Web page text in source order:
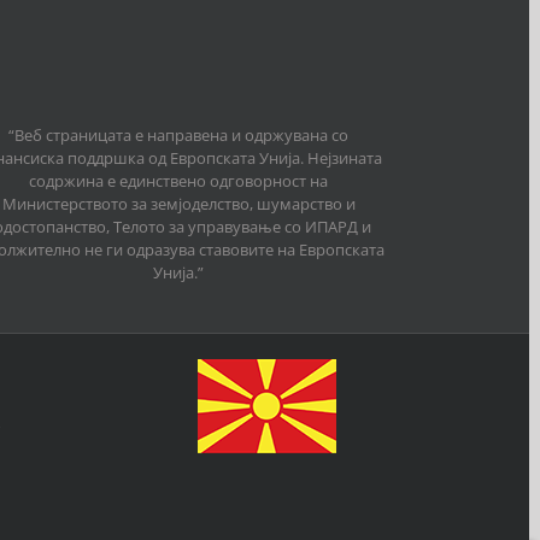
“Веб страницата е направена и одржувана со
поддршка од Европската Унија. Нејзината
содржина е единствено одговорност на
Министерството за земјоделство, шумарство и
Телото за управување со ИПАРД и
не ги одразува ставовите на Европската
Унија.”